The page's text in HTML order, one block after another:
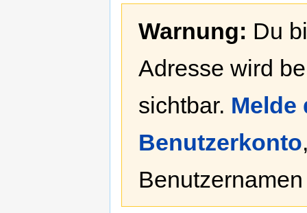
Warnung: Du
Adresse wird
sichtbar. Melde
Benutzerkonto